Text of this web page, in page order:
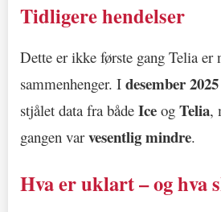
Tidligere hendelser
Dette er ikke første gang Telia er
sammenhenger. I desember 2025
stjålet data fra både Ice og Telia,
gangen varvesentlig mindre.
Hva er uklart – og hva